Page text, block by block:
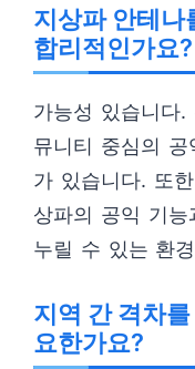
지상파 안테나
합리적인가요?
가능성 있습니다
뮤니티 중심의
가 있습니다. 또
상파의 공익 기능
누릴 수 있는 환
지역 간 격차
요한가요?